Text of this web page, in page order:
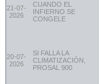
21-07-
2026
CUANDO EL
INFIERNO SE
CONGELE
20-07-
2026
SI FALLA LA
CLIMATIZACIÓN,
PROSAL 900